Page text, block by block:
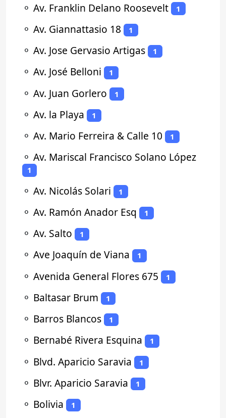
⚬ Av. Franklin Delano Roosevelt 1
⚬ Av. Giannattasio 18 1
⚬ Av. Jose Gervasio Artigas 1
⚬ Av. José Belloni 1
⚬ Av. Juan Gorlero 1
⚬ Av. la Playa 1
⚬ Av. Mario Ferreira & Calle 10 1
⚬ Av. Mariscal Francisco Solano López
1
⚬ Av. Nicolás Solari 1
⚬ Av. Ramón Anador Esq 1
⚬ Av. Salto 1
⚬ Ave Joaquín de Viana 1
⚬ Avenida General Flores 675 1
⚬ Baltasar Brum 1
⚬ Barros Blancos 1
⚬ Bernabé Rivera Esquina 1
⚬ Blvd. Aparicio Saravia 1
⚬ Blvr. Aparicio Saravia 1
⚬ Bolivia 1